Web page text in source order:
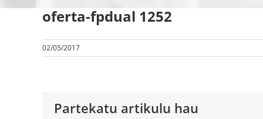
oferta-fpdual 1252
02/05/2017
Partekatu artikulu hau